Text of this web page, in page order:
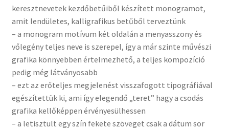
keresztnevetek kezdőbetűiből készített monogramot,
amit lendületes, kalligrafikus betűből terveztünk
– a monogram motívum két oldalán a menyasszony és
vőlegény teljes neve is szerepel, így a már szinte művészi
grafika könnyebben értelmezhető, a teljes kompozíció
pedig még látványosabb
– ezt az erőteljes megjelenést visszafogott tipográfiával
egészítettük ki, ami így elegendő „teret” hagy a csodás
grafika kellőképpen érvényesülhessen
– a letisztult egy szín fekete szöveget csak a dátum sor